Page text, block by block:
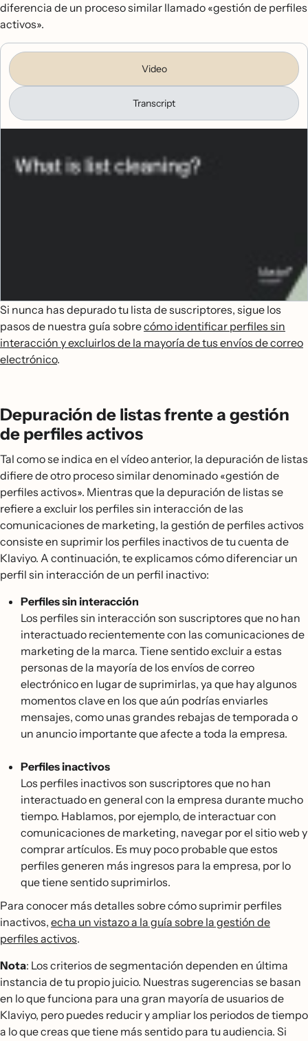
diferencia de un proceso similar llamado «gestión de perfiles
activos».
Video
Transcript
Si nunca has depurado tu lista de suscriptores, sigue los
pasos de nuestra guía sobrecómo identificar perfiles sin
interacción y excluirlos de la mayoría de tus envíos de correo
electrónico.
Depuración de listas frente a gestión
de perfiles activos
Tal como se indica en el vídeo anterior, la depuración de listas
difiere de otro proceso similar denominado «gestión de
perfiles activos». Mientras que la depuración de listas se
refiere a excluir los perfiles sin interacción de las
comunicaciones de marketing, la gestión de perfiles activos
consiste en suprimir los perfiles inactivos de tu cuenta de
Klaviyo. A continuación, te explicamos cómo diferenciar un
perfil sin interacción de un perfil inactivo:
Perfiles sin interacción
Los perfiles sin interacción son suscriptores que no han
interactuado recientemente con las comunicaciones de
marketing de la marca. Tiene sentido excluir a estas
personas de la mayoría de los envíos de correo
electrónico en lugar de suprimirlas, ya que hay algunos
momentos clave en los que aún podrías enviarles
mensajes, como unas grandes rebajas de temporada o
un anuncio importante que afecte a toda la empresa.
Perfiles inactivos
Los perfiles inactivos son suscriptores que no han
interactuado en general con la empresa durante mucho
tiempo. Hablamos, por ejemplo, de interactuar con
comunicaciones de marketing, navegar por el sitio web y
comprar artículos. Es muy poco probable que estos
perfiles generen más ingresos para la empresa, por lo
que tiene sentido suprimirlos.
Para conocer más detalles sobre cómo suprimir perfiles
inactivos, echa un vistazo a la guía sobre la gestión de
perfiles activos.
Nota: Los criterios de segmentación dependen en última
instancia de tu propio juicio. Nuestras sugerencias se basan
en lo que funciona para una gran mayoría de usuarios de
Klaviyo, pero puedes reducir y ampliar los periodos de tiempo
a lo que creas que tiene más sentido para tu audiencia. Si